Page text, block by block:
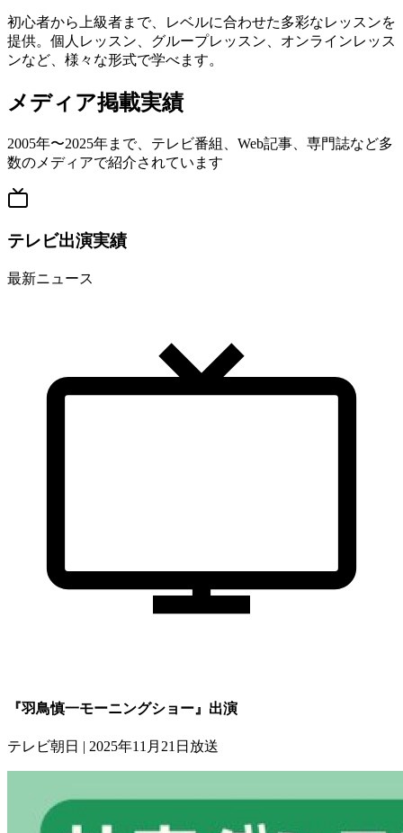
初心者から上級者まで、レベルに合わせた多彩なレッスンを
提供。個人レッスン、グループレッスン、オンラインレッス
ンなど、様々な形式で学べます。
メディア掲載実績
2005年〜2025年まで、テレビ番組、Web記事、専門誌など多
数のメディアで紹介されています
テレビ出演実績
最新ニュース
『羽鳥慎一モーニングショー』出演
テレビ朝日 | 2025年11月21日放送